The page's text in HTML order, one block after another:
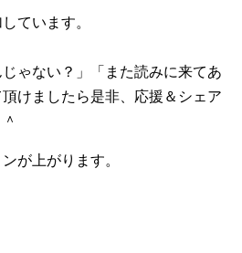
ています。
ゃない？」「また読みに来てあ
けましたら是非、応援＆シェア
が上がります。